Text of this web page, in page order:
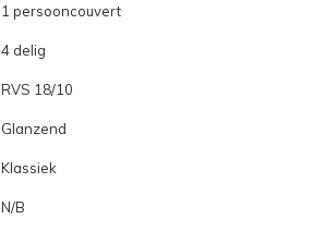
1 persooncouvert
4 delig
RVS 18/10
Glanzend
Klassiek
N/B